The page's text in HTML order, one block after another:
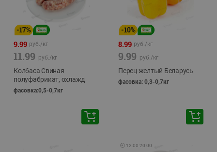
-17%
9.99 руб./кг
11.99 руб./кг
Колбаса Свиная
полуфабрикат, охлажд
фасовка:0,5-0,7кг
-10%
8.99 руб./кг
9.99 руб./кг
Перец желтый Беларусь
фасовка: 0,3-0,7кг
🕘 12:00-20:00